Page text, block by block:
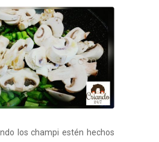
los champi estén hechos